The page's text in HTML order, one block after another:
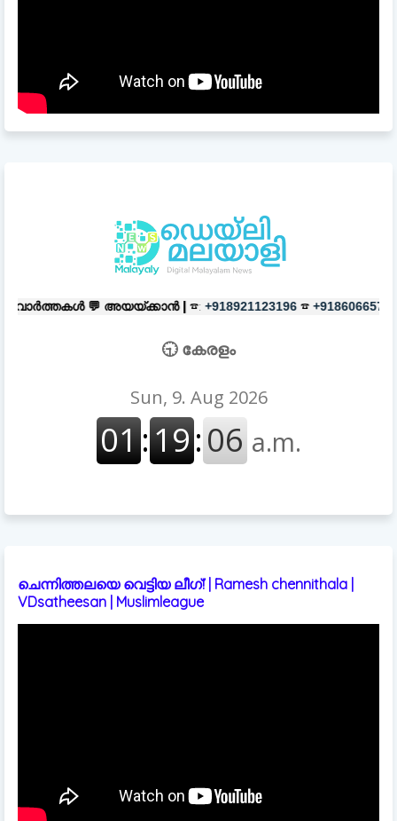
| ☎: +918921123196 ☎ +918606657037
🕤 കേരളം
ചെന്നിത്തലയെ വെട്ടിയ ലീഗ്! | Ramesh chennithala |
VDsatheesan | Muslimleague